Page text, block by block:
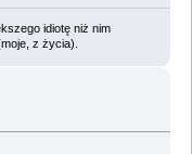
idiotę niż nim
z życia).